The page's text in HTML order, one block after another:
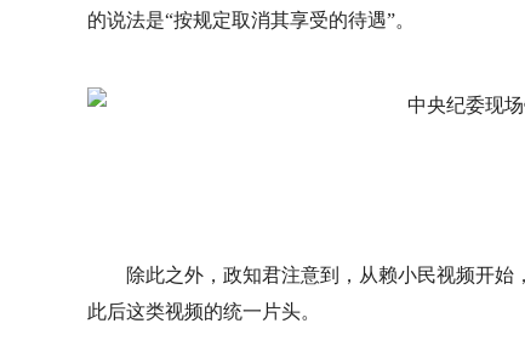
的说法是“按规定取消其享受的待遇”。
除此之外，政知君注意到，从赖小民视频开
此后这类视频的统一片头。